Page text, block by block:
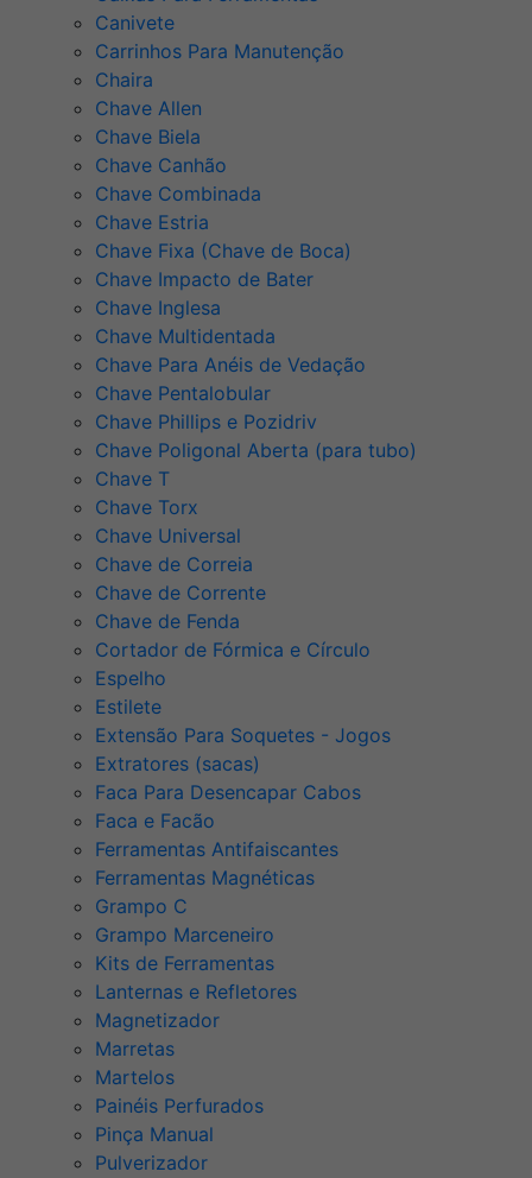
Canivete
Carrinhos Para Manutenção
Chaira
Chave Allen
Chave Biela
Chave Canhão
Chave Combinada
Chave Estria
Chave Fixa (Chave de Boca)
Chave Impacto de Bater
Chave Inglesa
Chave Multidentada
Chave Para Anéis de Vedação
Chave Pentalobular
Chave Phillips e Pozidriv
Chave Poligonal Aberta (para tubo)
Chave T
Chave Torx
Chave Universal
Chave de Correia
Chave de Corrente
Chave de Fenda
Cortador de Fórmica e Círculo
Espelho
Estilete
Extensão Para Soquetes - Jogos
Extratores (sacas)
Faca Para Desencapar Cabos
Faca e Facão
Ferramentas Antifaiscantes
Ferramentas Magnéticas
Grampo C
Grampo Marceneiro
Kits de Ferramentas
Lanternas e Refletores
Magnetizador
Marretas
Martelos
Painéis Perfurados
Pinça Manual
Pulverizador